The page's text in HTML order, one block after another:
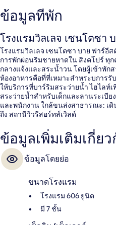
ข้อมูลที่พัก
โรงแรมวิลเลจ เซนโตซา
โรงแรมวิลเลจ เซนโตซา บาย ฟาร์อี
การพักผ่อนริมชายหาดใน สิงคโปร์ ทุ
กลางแจ้งและสระน้ำวน โดยผู้เข้าพัก
ห้องอาหารคือที่ที่เหมาะสำหระบการรั
ให้บริการที่บาร์ริมสระว่ายน้ำ ไฮไลท์
สระว่ายน้ำสำหรับเด็กและลานระเบี
และพนักงาน ใกล้ขนส่งสาธารณะ: เ
ถึง สถานีวิวรีสอร์ทส์เวิลด์
ข้อมูลเพิ่มเติมเกี่ย
ข้อมูลโดยย่อ
ขนาดโรงแรม
โรงแรม 606 ยูนิต
มี 7 ชั้น